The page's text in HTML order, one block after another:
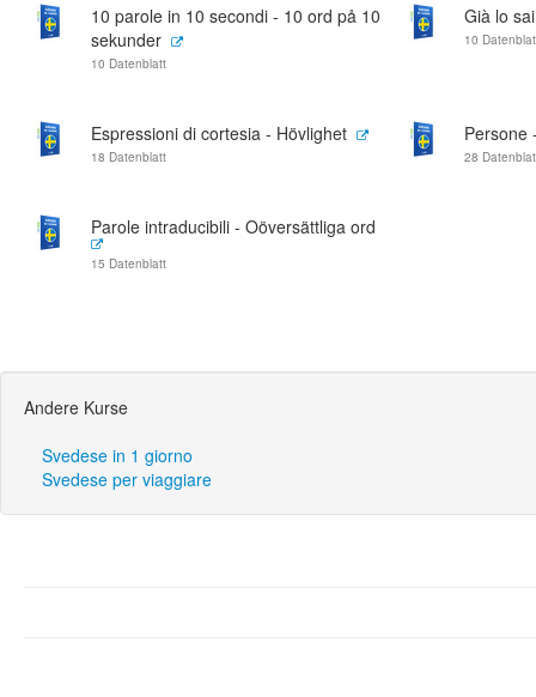
10 parole in 10 secondi - 10 ord på 10
sekunder
10 Datenblatt
Già lo
10
Espressioni di cortesia - Hövlighet
18 Datenblatt
Persone
28
Parole intraducibili - Oöversättliga ord
15 Datenblatt
Andere Kurse
Svedese in 1 giorno
Svedese per viaggiare